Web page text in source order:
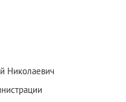
Николаевич